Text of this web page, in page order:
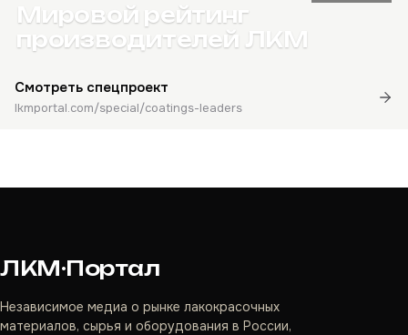
Мировой рейтинг
производителей ЛКМ
Смотреть спецпроект
lkmportal.com/special/coatings-leaders
ЛКМ·Портал
Независимое медиа о рынке лакокрасочных
материалов, сырья и оборудования в России,